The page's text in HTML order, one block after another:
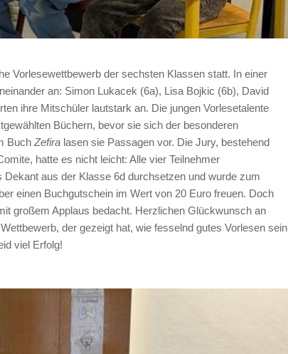
Vorlesewettbewerb der sechsten Klassen statt. In einer
an: Simon Lukacek (6a), Lisa Bojkic (6b), David
ihre Mitschüler lautstark an. Die jungen Vorlesetalente
Büchern, bevor sie sich der besonderen
BuchZefira lasen sie Passagen vor. Die Jury, bestehend
hatte es nicht leicht: Alle vier Teilnehmer
aus der Klasse 6d durchsetzen und wurde zum
einen Buchgutschein im Wert von 20 Euro freuen. Doch
großem Applaus bedacht. Herzlichen Glückwunsch an
der gezeigt hat, wie fesselnd gutes Vorlesen sein
viel Erfolg!